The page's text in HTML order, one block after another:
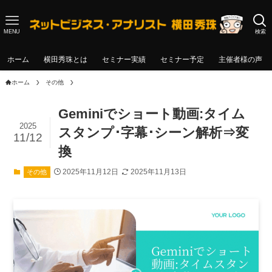
検索
MENU
ホーム 横田秀珠とは セミナー実績 セミナー予定 主催者様の声
ホーム その他
Geminiでショート動画:タイム
スタンプ･字幕･シーン解析⇒変
換
2025
11/12
その他 2025年11月12日 2025年11月13日